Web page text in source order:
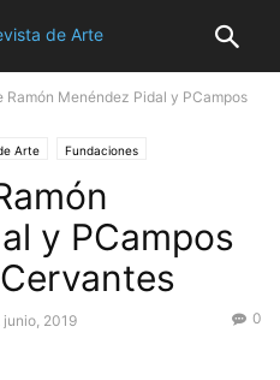
Ramón Menéndez Pidal y PCampos
Arte Fundaciones
y PCampos
junio, 2019 0